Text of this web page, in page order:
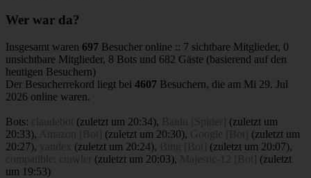
Wer war da?
Insgesamt waren 697 Besucher online :: 7 sichtbare Mitglieder, 0
unsichtbare Mitglieder, 8 Bots und 682 Gäste (basierend auf den
heutigen Besuchern)
Der Besucherrekord liegt bei 4607 Besuchern, die am Mi 29. Jul
2026 online waren.
Bots: (zuletzt um 20:34), (zuletzt um
20:33), (zuletzt um 20:30), (zuletzt um
20:27), (zuletzt um 20:24), (zuletzt um 20:07),
(zuletzt um 20:03), (zuletzt
um 19:53)